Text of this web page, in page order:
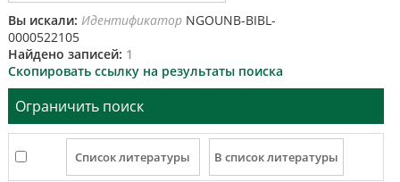
Вы искали: ИдентификаторNGOUNB-BIBL-
0000522105
Найдено записей: 1
Скопировать ссылку на результаты поиска
Ограничить поиск